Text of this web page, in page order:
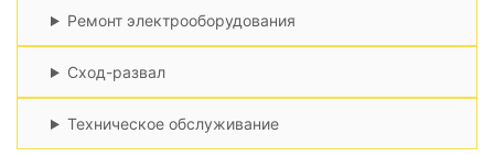
Ремонт электрооборудования
Сход-развал
Техническое обслуживание